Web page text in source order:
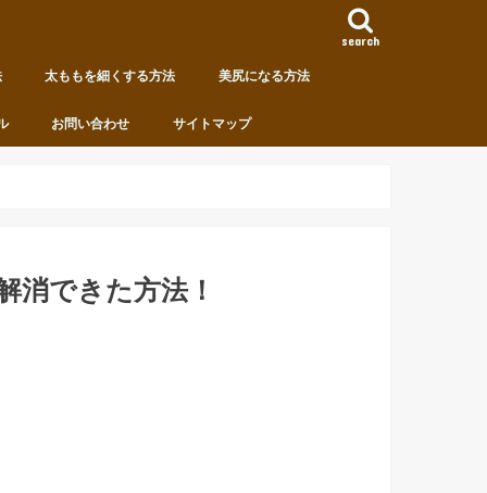
search
太ももを細くする方法 美尻になる方法
お問い合わせ サイトマップ
消できた方法！